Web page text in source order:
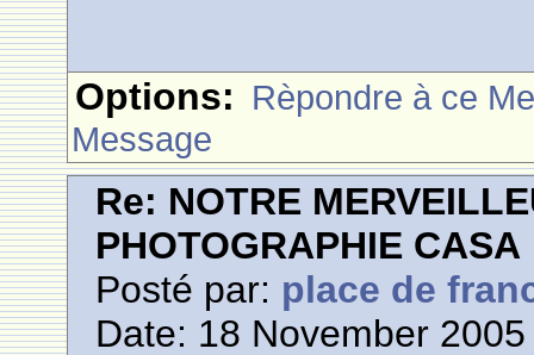
Options: Rèpondre à ce
Message
Re: NOTRE
PHOTOGRAPHIE CASA
Posté par: place de
Date: 18 November